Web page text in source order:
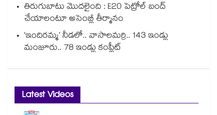
తిరుగుబాటు మొదలైంది : E20 పెట్రోల్ బంద్
చేయాలంటూ అసెంబ్లీ తీర్మానం
‘ఇందిరమ్మ’ నీడలో.. వాసాలమర్రి.. 143 ఇండ్లు
మంజూరు.. 78 ఇండ్లు కంప్లీట్
Latest Videos